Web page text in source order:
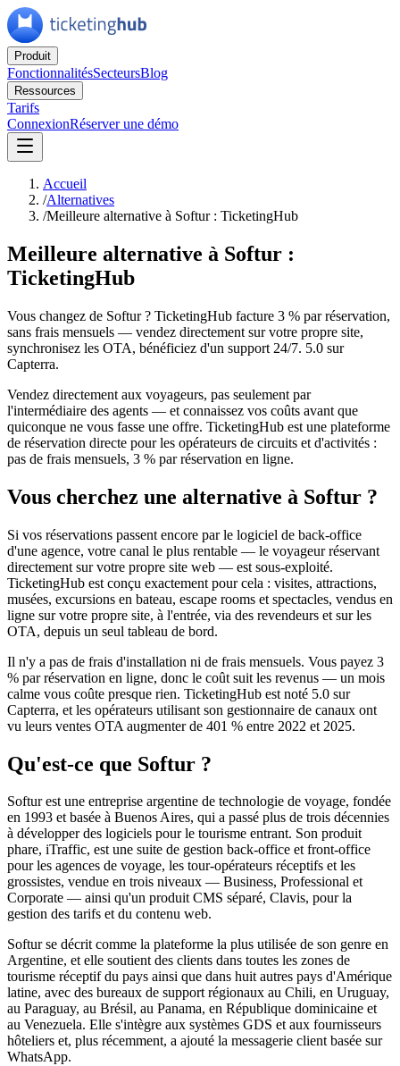
Produit
FonctionnalitésSecteursBlog
Ressources
Tarifs
ConnexionRéserver une démo
Accueil
/Alternatives
/Meilleure alternative à Softur : TicketingHub
Meilleure alternative à Softur :
TicketingHub
Vous changez de Softur ? TicketingHub facture 3 % par réservation,
sans frais mensuels — vendez directement sur votre propre site,
synchronisez les OTA, bénéficiez d'un support 24/7. 5.0 sur
Capterra.
Vendez directement aux voyageurs, pas seulement par
l'intermédiaire des agents — et connaissez vos coûts avant que
quiconque ne vous fasse une offre. TicketingHub est une plateforme
de réservation directe pour les opérateurs de circuits et d'activités :
pas de frais mensuels, 3 % par réservation en ligne.
Vous cherchez une alternative à Softur ?
Si vos réservations passent encore par le logiciel de back-office
d'une agence, votre canal le plus rentable — le voyageur réservant
directement sur votre propre site web — est sous-exploité.
TicketingHub est conçu exactement pour cela : visites, attractions,
musées, excursions en bateau, escape rooms et spectacles, vendus en
ligne sur votre propre site, à l'entrée, via des revendeurs et sur les
OTA, depuis un seul tableau de bord.
Il n'y a pas de frais d'installation ni de frais mensuels. Vous payez 3
% par réservation en ligne, donc le coût suit les revenus — un mois
calme vous coûte presque rien. TicketingHub est noté 5.0 sur
Capterra, et les opérateurs utilisant son gestionnaire de canaux ont
vu leurs ventes OTA augmenter de 401 % entre 2022 et 2025.
Qu'est-ce que Softur ?
Softur est une entreprise argentine de technologie de voyage, fondée
en 1993 et basée à Buenos Aires, qui a passé plus de trois décennies
à développer des logiciels pour le tourisme entrant. Son produit
phare, iTraffic, est une suite de gestion back-office et front-office
pour les agences de voyage, les tour-opérateurs réceptifs et les
grossistes, vendue en trois niveaux — Business, Professional et
Corporate — ainsi qu'un produit CMS séparé, Clavis, pour la
gestion des tarifs et du contenu web.
Softur se décrit comme la plateforme la plus utilisée de son genre en
Argentine, et elle soutient des clients dans toutes les zones de
tourisme réceptif du pays ainsi que dans huit autres pays d'Amérique
latine, avec des bureaux de support régionaux au Chili, en Uruguay,
au Paraguay, au Brésil, au Panama, en République dominicaine et
au Venezuela. Elle s'intègre aux systèmes GDS et aux fournisseurs
hôteliers et, plus récemment, a ajouté la messagerie client basée sur
WhatsApp.